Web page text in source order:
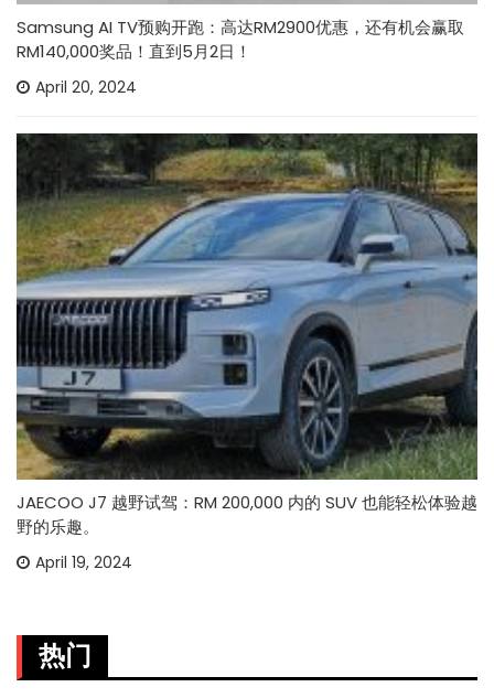
Samsung AI TV预购开跑：高达RM2900优惠，还有机会赢取
RM140,000奖品！直到5月2日！
April 20, 2024
JAECOO J7 越野试驾：RM 200,000 内的 SUV 也能轻松体验越
野的乐趣。
April 19, 2024
热门